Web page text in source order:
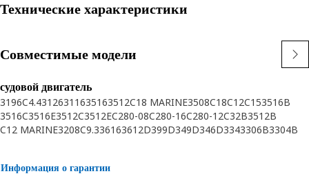
Технические характеристики
Совместимые модели
судовой двигатель
3196C4.43126311635163512C18 MARINE3508C18C12C153516B
3516C3516E3512C3512EC280-08C280-16C280-12C32B3512B
C12 MARINE3208C9.336163612D399D349D346D3343306B3304B
Информация о гарантии